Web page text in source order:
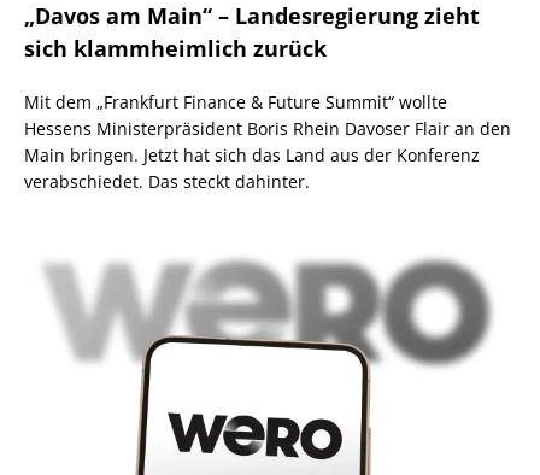
„Davos am Main“ – Landesregierung zieht
sich klammheimlich zurück
Mit dem „Frankfurt Finance & Future Summit“ wollte
Hessens Ministerpräsident Boris Rhein Davoser Flair an den
Main bringen. Jetzt hat sich das Land aus der Konferenz
verabschiedet. Das steckt dahinter.